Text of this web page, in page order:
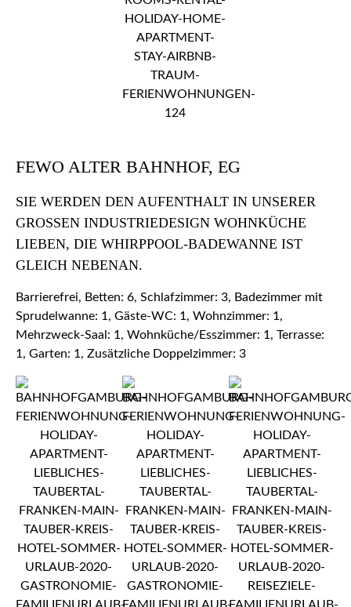
FEWO ALTER BAHNHOF, EG
SIE WERDEN DEN AUFENTHALT IN UNSERER
GROSSEN INDUSTRIEDESIGN WOHNKÜCHE L
IEBEN, DIE WHIRPPOOL-BADEWANNE IST G
LEICH NEBENAN.
Barrierefrei, Betten: 6, Schlafzimmer: 3, Badezimmer mit
Sprudelwanne: 1, Gäste-WC: 1, Wohnzimmer: 1,
Mehrzweck-Saal: 1, Wohnküche/Esszimmer: 1, Terrasse:
1, Garten: 1, Zusätzliche Doppelzimmer: 3